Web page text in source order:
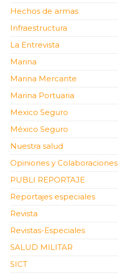
Hechos de armas
Infraestructura
La Entrevista
Marina
Marina Mercante
Marina Portuaria
Mexico Seguro
México Seguro
Nuestra salud
Opiniones y Colaboraciones
PUBLI REPORTAJE
Reportajes especiales
Revista
Revistas-Especiales
SALUD MILITAR
SICT